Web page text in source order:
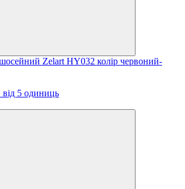
Zelart HY032 колір червоний-
від 5 одиниць